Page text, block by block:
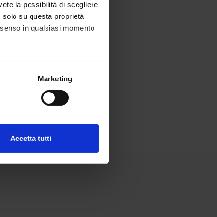
la possibilità di scegliere
su questa proprietà
in qualsiasi momento
metro,Marketing
Accetta tutti